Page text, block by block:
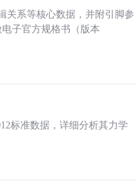
关系等核心数据，并附引脚参
子官方规格书（版本
标准数据，详细分析其力学